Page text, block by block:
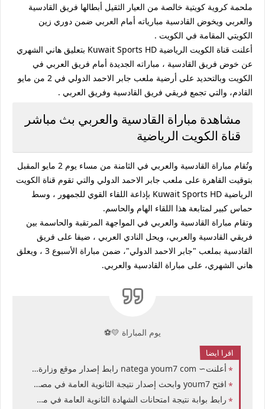
ملحمة كروية كويتية خالصة من العيار الثقيل أبطالها فريق القادسية
والعربي ويخوض القادسية مبارياته أمام العربي ضمن دوري زين
الكويتي المقامة في الكويت .
أعلنت قناة الكويت الرياضية Kuwait Sports HD بتعليق هاني الشهري
عن خوض فريق القادسية ، مباراته الجديدة أمام فريق العربي في
الكويت وبالتحديد على أرضية ملعب جابر الاحمد الدولي في 2 من مايو
القادم، والتي تجمع فريقي فريق القادسية وفريق العربي .
مشاهدة مباراة القادسية والعربي بث مباشر
قناة الكويت الرياضية
وتُقام مباراة القادسية والعربي في الثامنة من مساء يوم 2 مايو المقبل
بتوقيت القاهرة على ملعب جابر الاحمد الدولي والتي تقوم قناة الكويت
الرياضية Kuwait Sports HD بإذاعة اللقاء القوي للجمهور ، وسط
حماس كبير لمتابعة هذا اللقاء الهام والحاسم.
وتقام مباراة القادسية والعربي في المواجهة المرتقبة والحاسمة بين
فريقي القادسية والعربي، ويحل النادي العربي ، ضيفا على فريق
القادسية بملعب "جابر الاحمد الدولي"، ضمن مباراة الأسبوع 3 ، ويعلق
هاني الشهري، على مباراة القادسية والعربي.
يوم المباراة 💛⚽
اقرا ايضا
أعلنت∼ natega youm7 com رابط إصدار موقع وزارة التربية والتعليم نتيجة الشهادة الثانوية العامة 2026 مصر نتيجة الثانوية العامة 2026 مصر الدور الأول بالاسم ورقم الجلوس
افتح youm7 وابحث إصدار نتيجة الثانوية العامة في مصر 2026 برقم الجلوس رابط موقع وزارة التربية والتعليم نتيجة الصف الثالث الثانوي في مصر 2026 علمي وادبي الدور الأول
رابط بوابة نتيجة امتحانات الشهادة الثانوية العامة في مصر 2026 التربية المصرية تعلن نتيجة الصف الثالث الثانوي ل921 الف طالب برقم الجلوس وإسم المدرسة